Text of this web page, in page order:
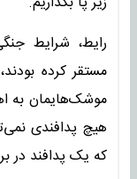
رایط، شرایط
مستقر کرده
موشک‌هایمان به
هیچ پدافندی
که یک پدافند در